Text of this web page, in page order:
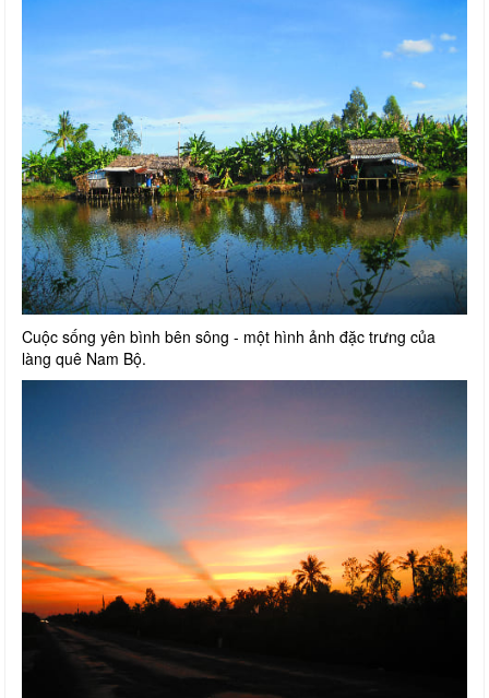
Cuộc sống yên bình bên sông - một hình ảnh đặc trưng của
làng quê Nam Bộ.